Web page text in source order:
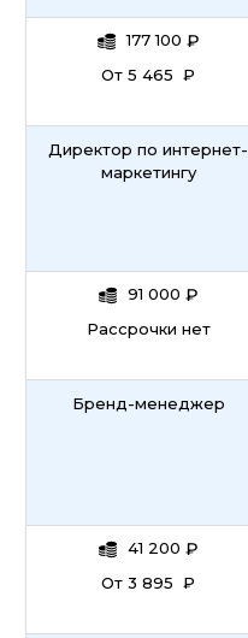
177 100 ₽
От 5 465 ₽
Директор по интернет-
маркетингу
91 000 ₽
Рассрочки нет
Бренд-менеджер
41 200 ₽
От 3 895 ₽